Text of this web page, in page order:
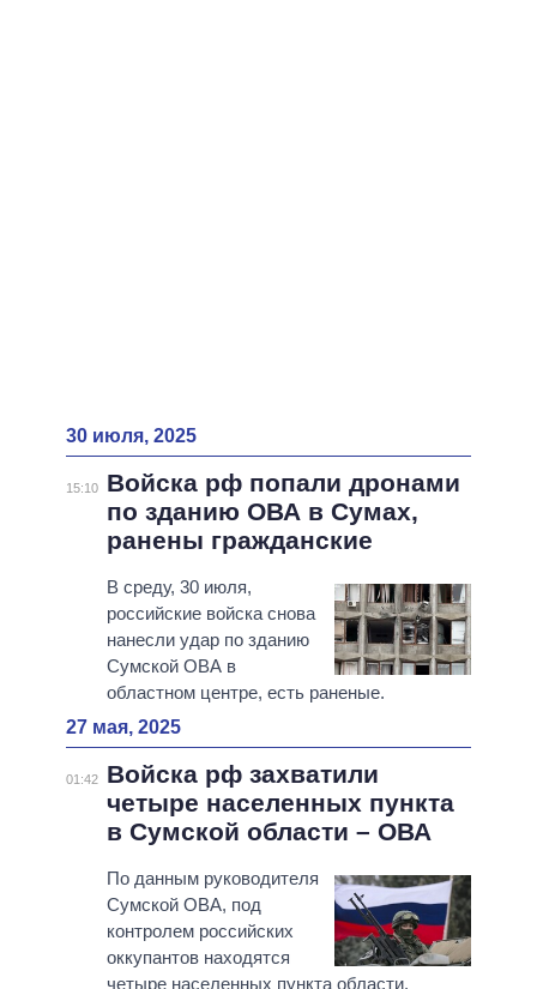
30 июля, 2025
15:10
Войска рф попали дронами
по зданию ОВА в Сумах,
ранены гражданские
В среду, 30 июля,
российские войска снова
нанесли удар по зданию
Сумской ОВА в
областном центре, есть раненые.
27 мая, 2025
01:42
Войска рф захватили
четыре населенных пункта
в Сумской области – ОВА
По данным руководителя
Сумской ОВА, под
контролем российских
оккупантов находятся
четыре населенных пункта области.